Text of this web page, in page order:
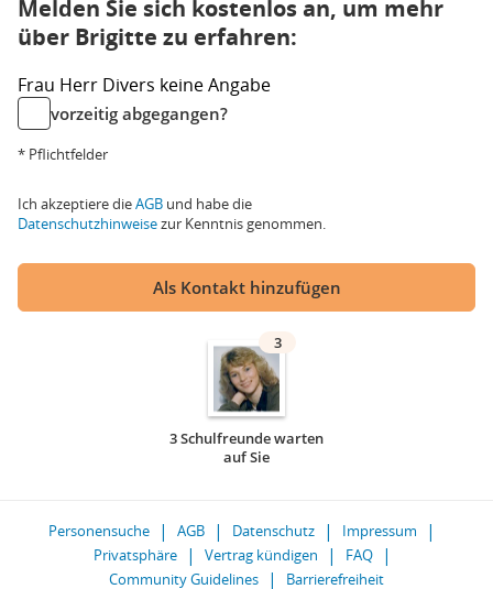
Melden Sie sich kostenlos an, um mehr
über Brigitte zu erfahren:
Frau Herr Divers keine Angabe
vorzeitig abgegangen?
* Pflichtfelder
Ich akzeptiere dieAGB und habe die
Datenschutzhinweisezur Kenntnis genommen.
Als Kontakt hinzufügen
3
3 Schulfreunde warten
auf Sie
Personensuche AGB Datenschutz
Impressum
Privatsphäre
Vertrag kündigen
FAQ
Community Guidelines
Barrierefreiheit